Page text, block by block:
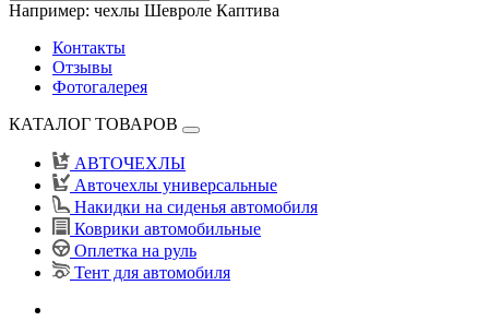
Например: чехлы Шевроле Каптива
Контакты
Отзывы
Фотогалерея
КАТАЛОГ ТОВАРОВ
АВТОЧЕХЛЫ
Авточехлы универсальные
Накидки на сиденья автомобиля
Коврики автомобильные
Оплетка на руль
Тент для автомобиля